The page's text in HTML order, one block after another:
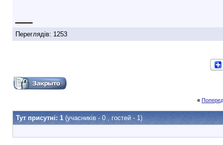
Переглядів: 1253
«
Тут присутні: 1 (учасників - 0 , гостей - 1)